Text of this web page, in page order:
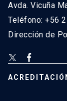
Avda. Vicuña
Teléfono: +56
Dirección de